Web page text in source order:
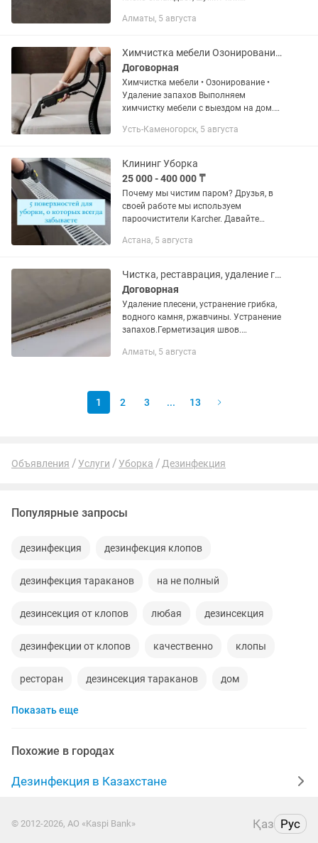
Решение простое – регулярная
Чистку...
Алматы, 5 августа
Химчистка мебели Озонирование Удаление запахов
Договорная
Химчистка мебели • Озонирование •
Удаление запахов Выполняем
химчистку мебели с выездом на дом.
стулья, ковры. Удаляем загрязнения,
Усть-Каменогорск, 5 августа
Клининг Уборка
25 000 - 400 000 ₸
Почему мы чистим паром? Друзья, в
своей работе мы используем
пароочистители Karcher. Давайте
уборки. 1. Очищая квартиру с
пылевых клещей и...
Астана, 5 августа
Чистка, реставрация, удаление грибка с душевыхкабинок и ванных.
Договорная
Удаление плесени, устранение грибка,
водного камня, ржавчины. Устранение
запахов.Герметизация швов.
кафельной плитки. Ремонт и
Алматы, 5 августа
1 2 3 ... 13
Объявления Услуги Уборка Дезинфекция
Популярные запросы
дезинфекция дезинфекция клопов
дезинфекция тараканов на не полный
дезинсекция от клопов любая дезинсекция
дезинфекции от клопов качественно клопы
ресторан дезинсекция тараканов дом
мебель бесплатны
на выходные мебель для
Показать еще
Похожие в городах
Дезинфекция в Казахстане
© 2012-2026, АО «Kaspi Bank» Қаз Рус